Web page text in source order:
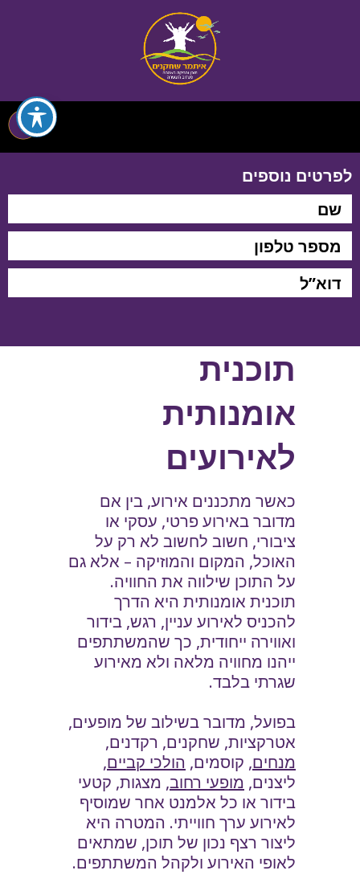
לפרטים נוספים
תוכנית
אומנותית
לאירועים
כאשר מתכננים אירוע, בין אם
מדובר באירוע פרטי, עסקי או
ציבורי, חשוב לחשוב לא רק על
האוכל, המקום והמוזיקה – אלא גם
על התוכן שילווה את החוויה.
תוכנית אומנותית היא הדרך
להכניס לאירוע עניין, רגש, בידור
ואווירה ייחודית, כך שהמשתתפים
ייהנו מחוויה מלאה ולא מאירוע
שגרתי בלבד.
בפועל, מדובר בשילוב של מופעים,
אטרקציות, שחקנים, רקדנים,
מנחים, קוסמים, הולכי קביים,
ליצנים, מופעי רחוב, מצגות, קטעי
בידור או כל אלמנט אחר שמוסיף
לאירוע ערך חווייתי. המטרה היא
ליצור רצף נכון של תוכן, שמתאים
לאופי האירוע ולקהל המשתתפים.